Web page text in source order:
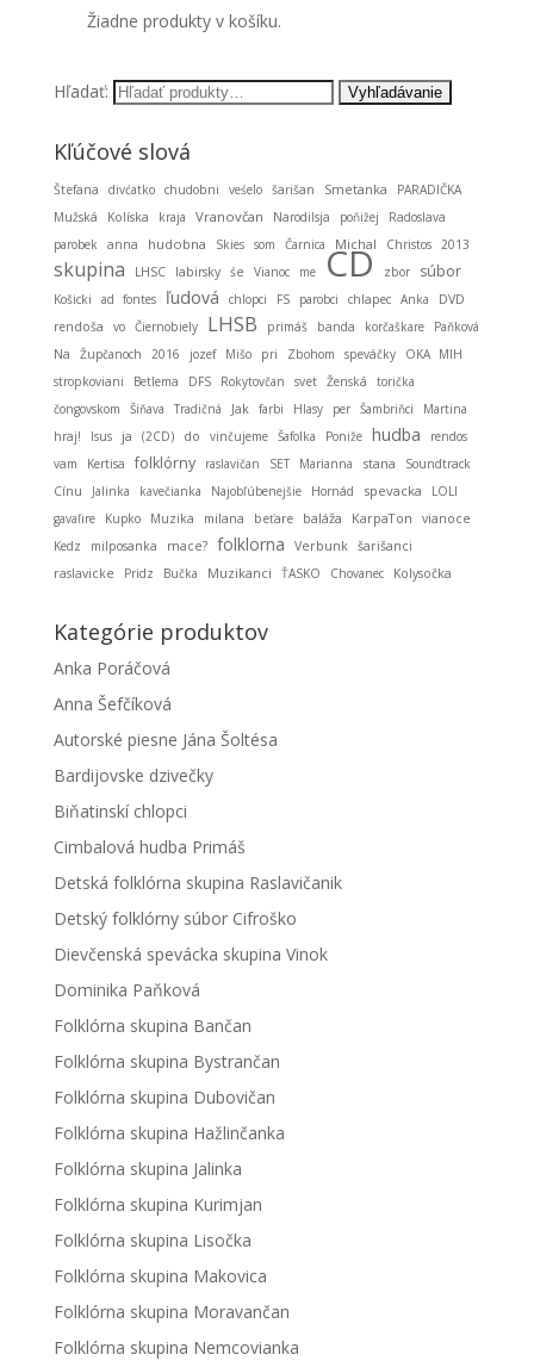
Žiadne produkty v košíku.
Hľadať:
Kľúčové slová
Štefana divćatko chudobni veśelo šarišan Smetanka
PARADIČKA
Mužská
Kolíska kraja Vranovčan Narodilsja poňižej
Radoslava
parobek
anna hudobna Skies som Čarnica Michal Christos 2013
skupina LHSC labirsky śe Vianoc me CD zbor súbor
Košicki ad fontes ľudová chlopci FS parobci chlapec Anka
DVD
rendoša
vo Čiernobiely LHSB primáš banda korčaškare
Paňková
Na
Župčanoch 2016 jozef Mišo pri Zbohom speváčky
OKA MIH
stropkoviani
Betlema DFS Rokytovčan svet Ženská
torička
čongovskom
Šiňava Tradičná Jak farbi Hlasy per Šambriňci
Martina
hraj!
Isus ja (2CD) do vinčujeme Šafolka Poniže hudba
rendos
vam
Kertisa folklórny raslavičan SET Marianna stana
Soundtrack
Cínu
Jalinka kavečianka Najobľúbenejšie Hornád spevacka
LOLI
gavaľire
Kupko Muzika milana beťare baláža KarpaTon
vianoce
Kedz
milposanka mace? folklorna Verbunk šarišanci
raslavicke
Pridz Bučka Muzikanci ŤASKO Chovanec Kolysočka
Kategórie produktov
Anka Poráčová
Anna Šefčíková
Autorské piesne Jána Šoltésa
Bardijovske dzivečky
Biňatinskí chlopci
Cimbalová hudba Primáš
Detská folklórna skupina Raslavičanik
Detský folklórny súbor Cifroško
Dievčenská spevácka skupina Vinok
Dominika Paňková
Folklórna skupina Bančan
Folklórna skupina Bystrančan
Folklórna skupina Dubovičan
Folklórna skupina Hažlinčanka
Folklórna skupina Jalinka
Folklórna skupina Kurimjan
Folklórna skupina Lisočka
Folklórna skupina Makovica
Folklórna skupina Moravančan
Folklórna skupina Nemcovianka